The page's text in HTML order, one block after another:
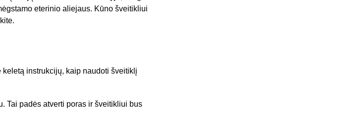
eterinio aliejaus. Kūno šveitikliui
instrukcijų, kaip naudoti šveitiklį
Tai padės atverti poras ir šveitikliui bus